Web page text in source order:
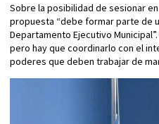
Sobre la posibilidad de sesionar
propuesta “debe formar parte de
Departamento Ejecutivo
pero hay que coordinarlo con el
poderes que deben trabajar de